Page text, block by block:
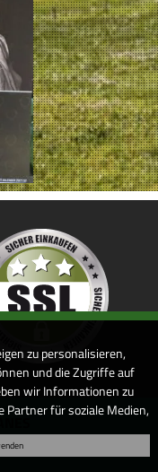
zu personalisieren,
und die Zugriffe auf
wir Informationen zu
Partner für soziale Medien,
zusammen, die Sie